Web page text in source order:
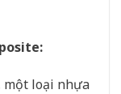
một loại nhựa